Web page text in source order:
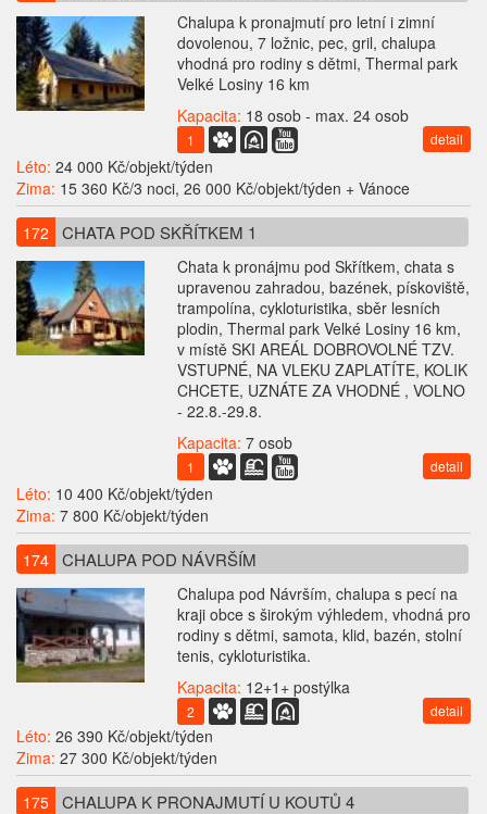
Chalupa k pronajmutí pro letní i zimní
dovolenou, 7 ložnic, pec, gril, chalupa
vhodná pro rodiny s dětmi, Thermal park
Velké Losiny 16 km
Kapacita: 18 osob - max. 24 osob
1 detail
Léto: 24 000 Kč/objekt/týden
Zima: 15 360 Kč/3 noci, 26 000 Kč/objekt/týden + Vánoce
172 CHATA POD SKŘÍTKEM 1
Chata k pronájmu pod Skřítkem, chata s
upravenou zahradou, bazének, pískoviště,
trampolína, cykloturistika, sběr lesních
plodin, Thermal park Velké Losiny 16 km,
v místě SKI AREÁL DOBROVOLNÉ TZV.
VSTUPNÉ, NA VLEKU ZAPLATÍTE, KOLIK
CHCETE, UZNÁTE ZA VHODNÉ , VOLNO
- 22.8.-29.8.
Kapacita: 7 osob
1 detail
Léto: 10 400 Kč/objekt/týden
Zima: 7 800 Kč/objekt/týden
174 CHALUPA POD NÁVRŠÍM
Chalupa pod Návrším, chalupa s pecí na
kraji obce s širokým výhledem, vhodná pro
rodiny s dětmi, samota, klid, bazén, stolní
tenis, cykloturistika.
Kapacita: 12+1+ postýlka
2 detail
Léto: 26 390 Kč/objekt/týden
Zima: 27 300 Kč/objekt/týden
175 CHALUPA K PRONAJMUTÍ U KOUTŮ 4